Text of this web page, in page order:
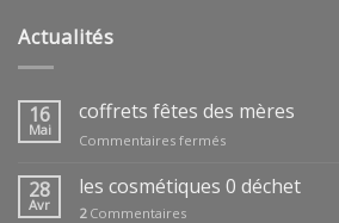
Actualités
16
Mai
coffrets fêtes des mères
Commentaires ferméssur
fêtes
28
Avr
les cosmétiques 0 déchet
2Commentaires